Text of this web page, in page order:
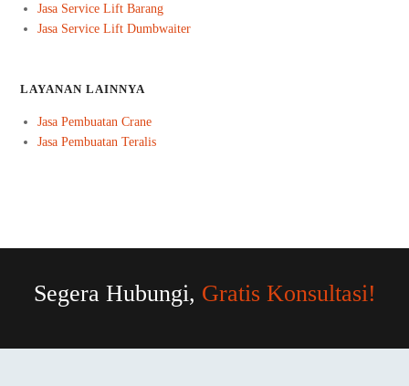
Jasa Service Lift Barang
Jasa Service Lift Dumbwaiter
LAYANAN LAINNYA
Jasa Pembuatan Crane
Jasa Pembuatan Teralis
Segera Hubungi, Gratis Konsultasi!